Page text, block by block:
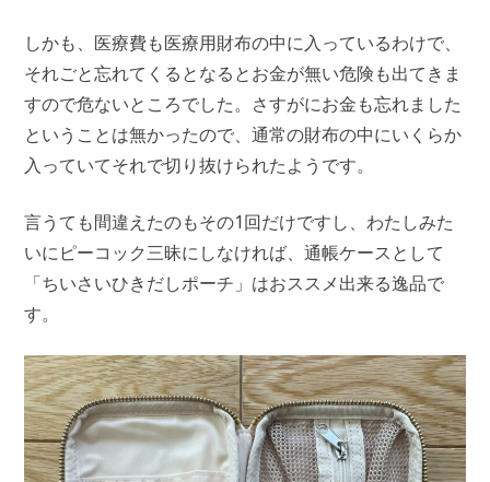
しかも、医療費も医療用財布の中に入っているわけで、
それごと忘れてくるとなるとお金が無い危険も出てきま
すので危ないところでした。さすがにお金も忘れました
ということは無かったので、通常の財布の中にいくらか
入っていてそれで切り抜けられたようです。
言うても間違えたのもその1回だけですし、わたしみた
いにピーコック三昧にしなければ、通帳ケースとして
「ちいさいひきだしポーチ」はおススメ出来る逸品で
す。